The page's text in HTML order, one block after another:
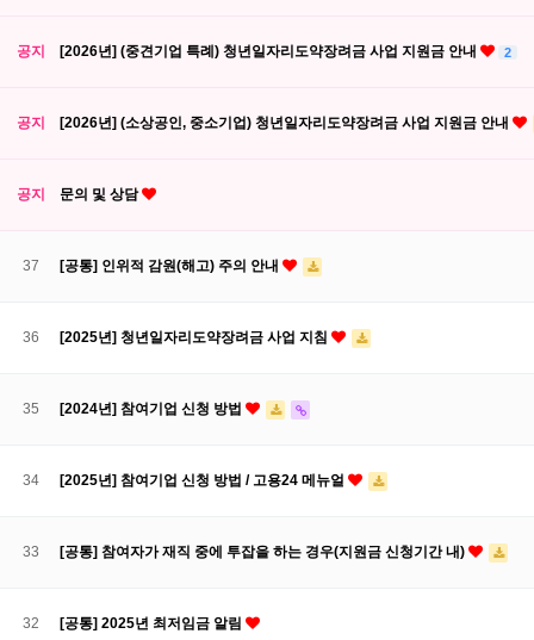
공지 [2026년] (중견기업 특례) 청년일자리도약장려금 사업 지원금 안내 2
공지 [2026년] (소상공인, 중소기업) 청년일자리도약장려금 사업 지원금 안내
공지 문의 및 상담
37 [공통] 인위적 감원(해고) 주의 안내
36 [2025년] 청년일자리도약장려금 사업 지침
35 [2024년] 참여기업 신청 방법
34 [2025년] 참여기업 신청 방법 / 고용24 메뉴얼
33 [공통] 참여자가 재직 중에 투잡을 하는 경우(지원금 신청기간 내)
32 [공통] 2025년 최저임금 알림